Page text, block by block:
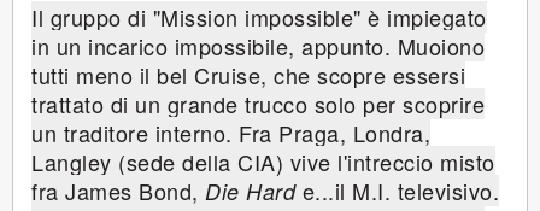
Il gruppo di "Mission impossible" è impiegato
in un incarico impossibile, appunto. Muoiono
tutti meno il bel Cruise, che scopre essersi
trattato di un grande trucco solo per scoprire
un traditore interno. Fra Praga, Londra,
Langley (sede della CIA) vive l'intreccio misto
fra James Bond, Die Hard e...il M.I. televisivo.